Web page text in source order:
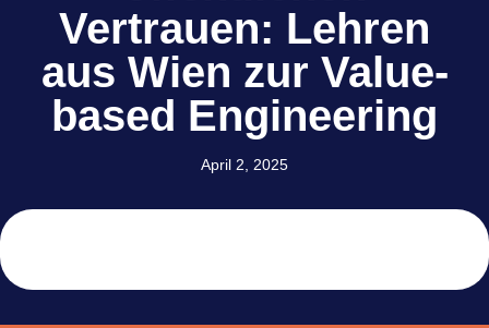
Vertrauen: Lehren
aus Wien zur Value-
based Engineering
April 2, 2025